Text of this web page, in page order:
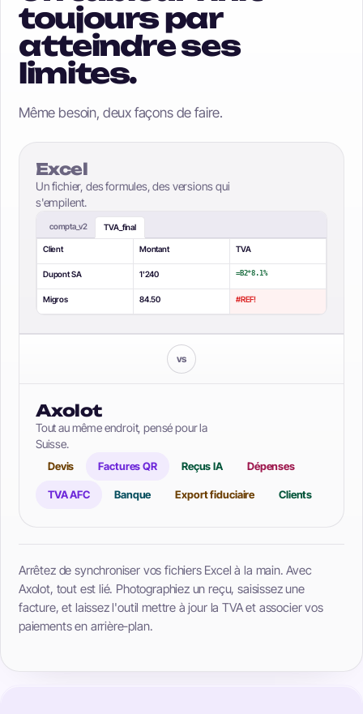
toujours par
atteindre ses
limites.
Même besoin, deux façons de faire.
Excel
Un fichier, des formules, des versions qui
s'empilent.
compta_v2 TVA_final
Client Montant TVA
Dupont SA 1'240 =B2*8.1%
Migros 84.50 #REF!
vs
Axolot
Tout au même endroit, pensé pour la
Suisse.
Devis Factures QR Reçus IA Dépenses
TVA AFC Banque Export fiduciaire Clients
Arrêtez de synchroniser vos fichiers Excel à la main. Avec
Axolot, tout est lié. Photographiez un reçu, saisissez une
facture, et laissez l'outil mettre à jour la TVA et associer vos
paiements en arrière-plan.